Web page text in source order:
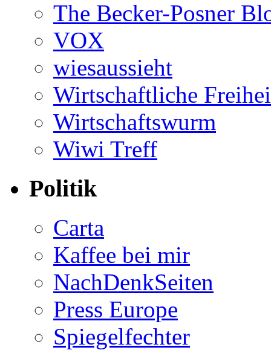
The Becker-Posner
VOX
wiesaussieht
Wirtschaftliche
Wirtschaftswurm
Wiwi Treff
Politik
Carta
Kaffee bei mir
NachDenkSeiten
Press Europe
Spiegelfechter